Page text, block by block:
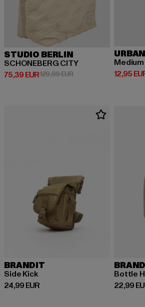
STUDIO BERLIN
SCHONEBERG CITY
75,39 EUR
Derzeitiger Preis: 75,39 EUR
129,99 EURAktionspreis: 129,99
12,95
BRANDIT
Side Kick
24,99 EUR
Derzeitiger Preis: 24,99 EUR
Bottle
22,99